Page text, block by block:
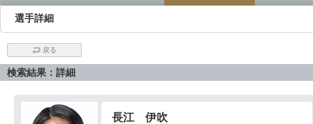
選手詳細
戻る
検索結果：詳細
長江 伊吹